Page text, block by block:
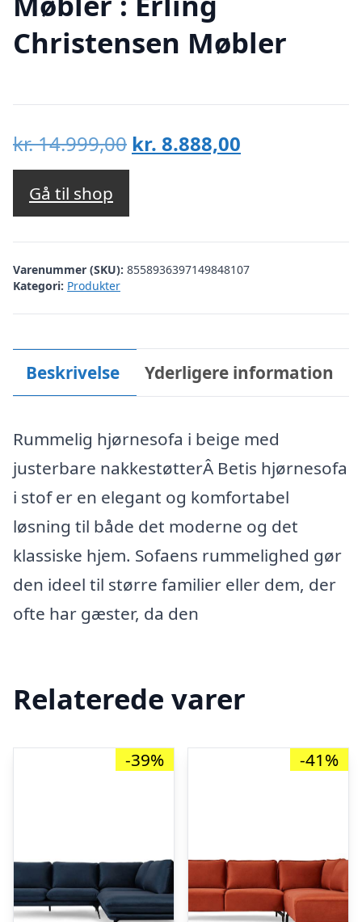
Christensen Møbler
kr.14.999,00 Den
kr. 14.999,00.
kr. 8.888,00
kr. 8.888,00.
Gå til shop
Varenummer (SKU): 8558936397149848107
Kategori: Produkter
Beskrivelse Yderligere information
Rummelig hjørnesofa i beige med
justerbare nakkestøtterÂ Betis hjørnesofa
i stof er en elegant og komfortabel
løsning til både det moderne og det
klassiske hjem. Sofaens rummelighed gør
den ideel til større familier eller dem, der
ofte har gæster, da den
Relaterede varer
-39% -41%